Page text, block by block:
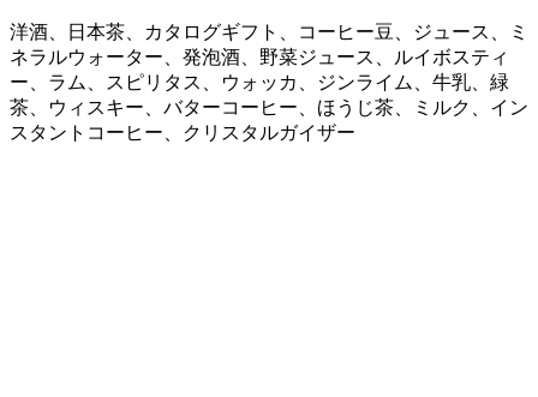
洋酒、日本茶、カタログギフト、コーヒー豆、ジュース、ミ
ネラルウォーター、発泡酒、野菜ジュース、ルイボスティ
ー、ラム、スピリタス、ウォッカ、ジンライム、牛乳、緑
茶、ウィスキー、バターコーヒー、ほうじ茶、ミルク、イン
スタントコーヒー、クリスタルガイザー